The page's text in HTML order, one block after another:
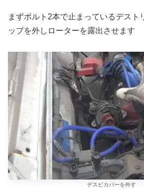
まずボルト2本で止まっているデスト
ップを外しローターを露出させます
デスビカバーを外す